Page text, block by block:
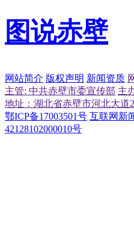
图说赤壁
网站简介 版权声明 新闻资质
主管: 中共赤壁市委宣传部 主
地址：湖北省赤壁市河北大道
鄂ICP备17003501号 互联网新
42128102000010号